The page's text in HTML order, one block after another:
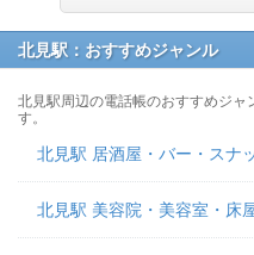
北見駅：おすすめジャンル
北見駅周辺の電話帳のおすすめジャ
す。
北見駅 居酒屋・バー・スナ
北見駅 美容院・美容室・床